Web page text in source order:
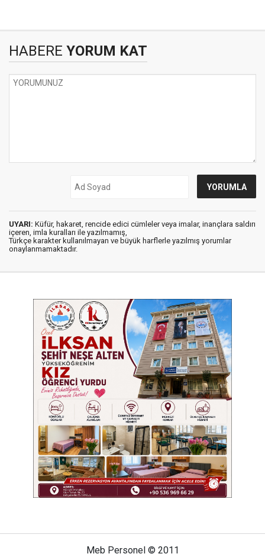
HABERE YORUM KAT
UYARI: Küfür, hakaret, rencide edici cümleler veya imalar, inançlara saldırı
içeren, imla kuralları ile yazılmamış,
Türkçe karakter kullanılmayan ve büyük harflerle yazılmış yorumlar
onaylanmamaktadır.
Meb Personel © 2011